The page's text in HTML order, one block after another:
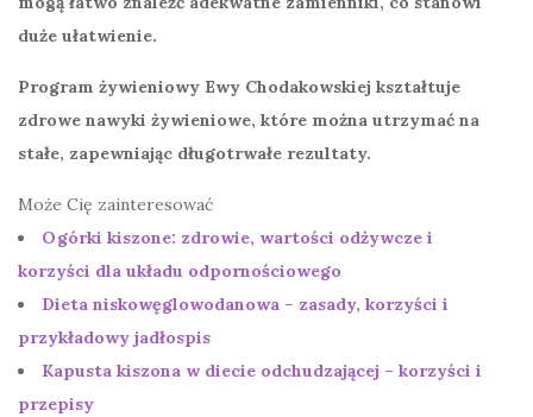
duże ułatwienie.
Program żywieniowy Ewy Chodakowskiej kształtuje
zdrowe nawyki żywieniowe, które można utrzymać na
stałe, zapewniając długotrwałe rezultaty.
Może Cię zainteresować
Ogórki kiszone: zdrowie, wartości odżywcze i
korzyści dla układu odpornościowego
Dieta niskowęglowodanowa – zasady, korzyści i
przykładowy jadłospis
Kapusta kiszona w diecie odchudzającej – korzyści i
przepisy